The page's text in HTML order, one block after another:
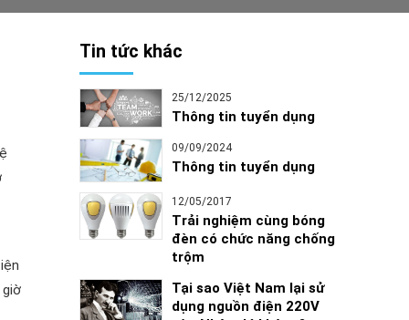
Tin tức khác
25/12/2025
Thông tin tuyển dụng
09/09/2024
Thông tin tuyển dụng
12/05/2017
Trải nghiệm cùng bóng
đèn có chức năng chống
trộm
Tại sao Việt Nam lại sử
dụng nguồn điện 220V